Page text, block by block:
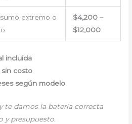
extremo o
$4,200 –
$12,000
incluida
costo
según modelo
te damos la batería correcta
y presupuesto.